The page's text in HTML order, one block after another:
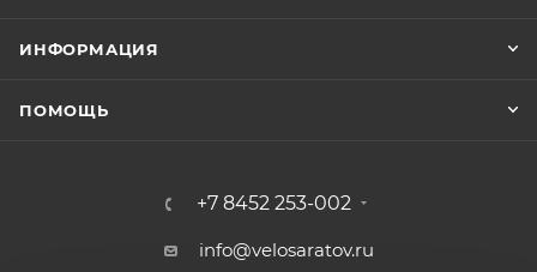
ИНФОРМАЦИЯ
ПОМОЩЬ
+7 8452 253-002
info@velosaratov.ru